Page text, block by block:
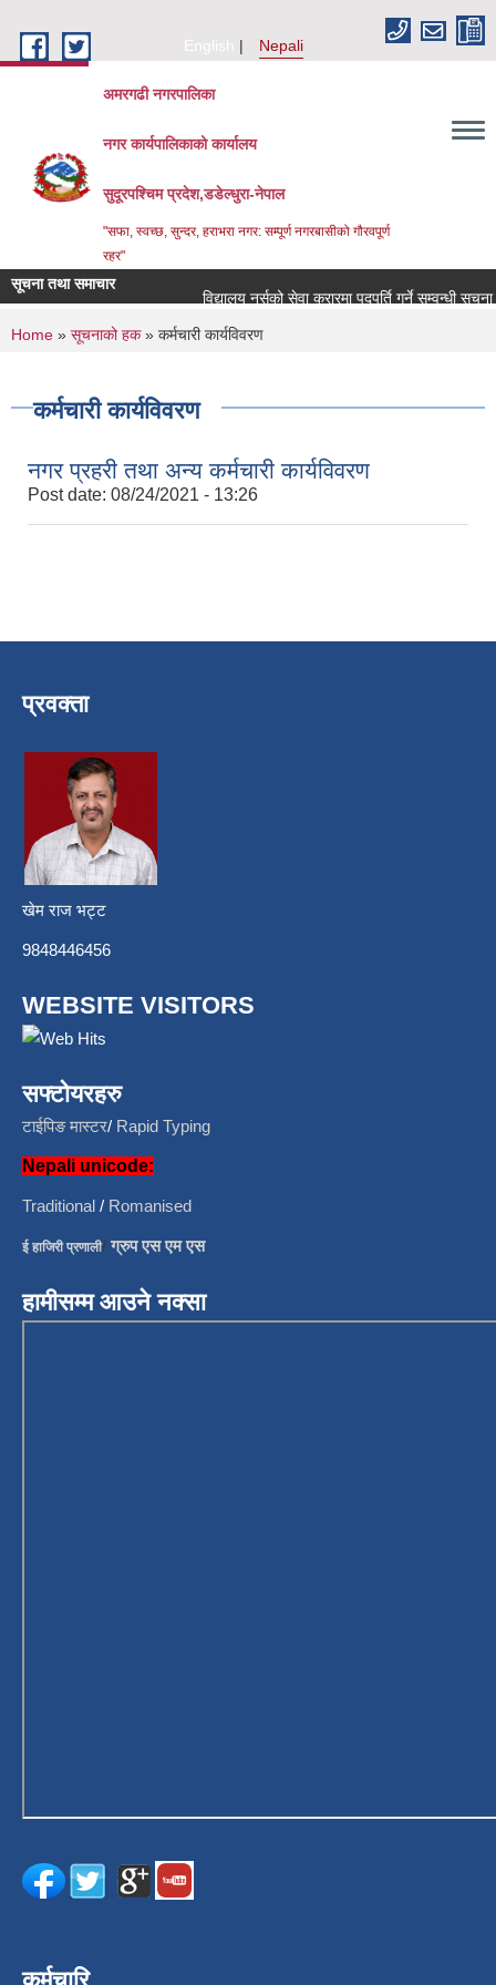
English
Nepali
अमरगढी नगरपालिका
नगर कार्यपालिकाको कार्यालय
सुदूरपश्चिम प्रदेश,डडेल्धुरा-नेपाल
"सफा, स्वच्छ, सुन्दर, हराभरा नगर: सम्पूर्ण नगरबासीको गौरवपूर्ण
रहर"
सूचना तथा समाचार
विद्यालय नर्सको सेवा करारमा पदपूर्ति गर्ने सम्वन्धी सूचना
You are here
Home » सूचनाको हक» कर्मचारी कार्यविवरण
कर्मचारी कार्यविवरण
नगर प्रहरी तथा अन्य कर्मचारी कार्यविवरण
Post date: 08/24/2021 - 13:26
प्रवक्ता
खेम राज भट्ट
9848446456
WEBSITE VISITORS
सफ्टोयरहरु
टाईपिङ मास्टर/ Rapid Typing
Nepali unicode:
Traditional / Romanised
ई हाजिरी प्रणाली/ग्रुप एस एम एस
हामीसम्म आउने नक्सा